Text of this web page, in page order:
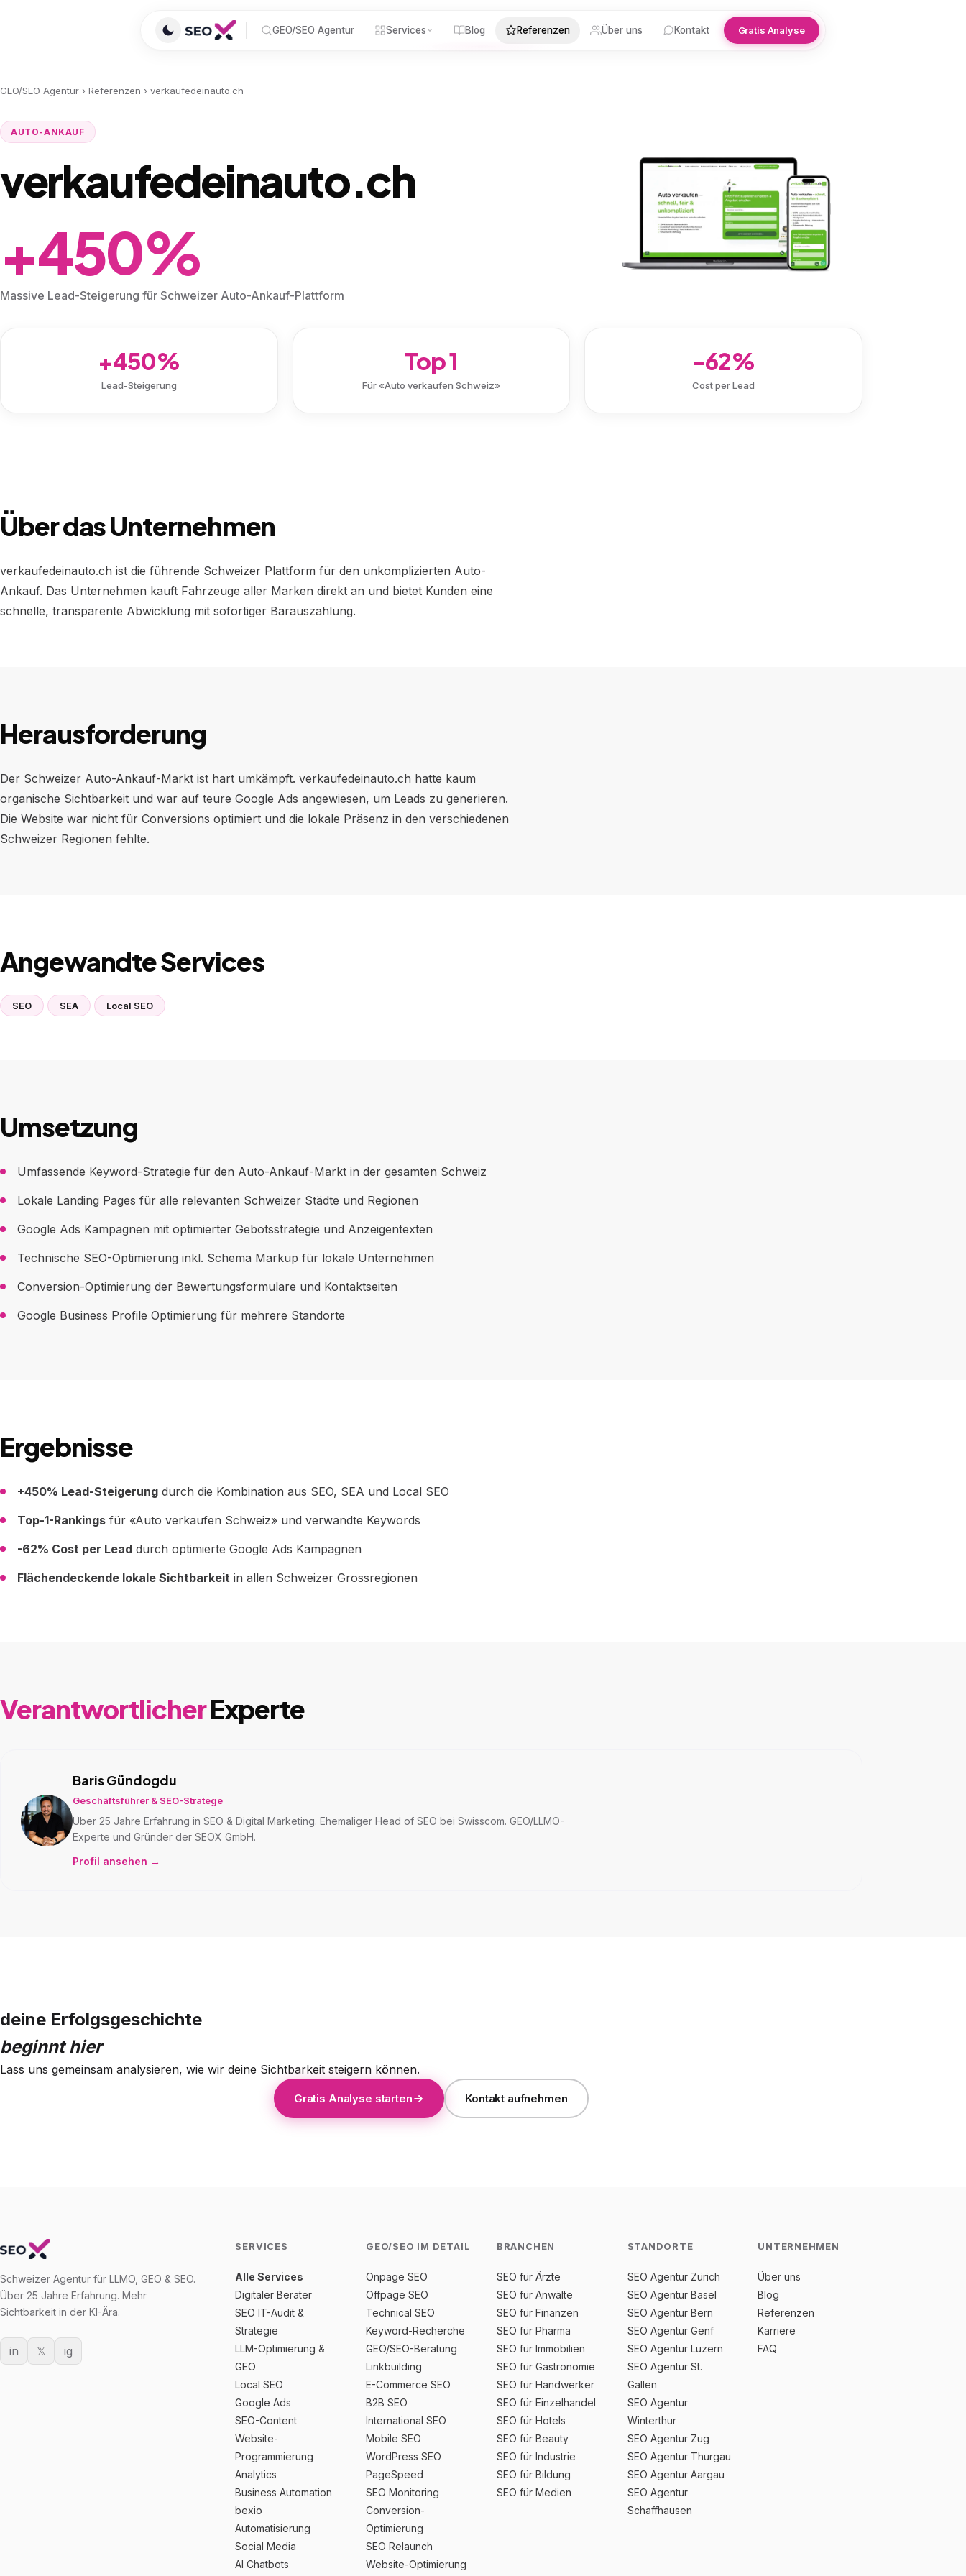
GEO/SEO Agentur Services Blog Referenzen Über uns Kontakt Gratis Analyse
GEO/SEO Agentur › Referenzen › verkaufedeinauto.ch
AUTO-ANKAUF
verkaufedeinauto.ch
+450%
Massive Lead-Steigerung für Schweizer Auto-Ankauf-Plattform
+450%
Lead-Steigerung
Top 1
Für «Auto verkaufen Schweiz»
-62%
Cost per Lead
Über das Unternehmen
verkaufedeinauto.ch ist die führende Schweizer Plattform für den unkomplizierten Auto-
Ankauf. Das Unternehmen kauft Fahrzeuge aller Marken direkt an und bietet Kunden eine
schnelle, transparente Abwicklung mit sofortiger Barauszahlung.
Herausforderung
Der Schweizer Auto-Ankauf-Markt ist hart umkämpft. verkaufedeinauto.ch hatte kaum
organische Sichtbarkeit und war auf teure Google Ads angewiesen, um Leads zu generieren.
Die Website war nicht für Conversions optimiert und die lokale Präsenz in den verschiedenen
Schweizer Regionen fehlte.
Angewandte Services
SEO SEA Local SEO
Umsetzung
Umfassende Keyword-Strategie für den Auto-Ankauf-Markt in der gesamten Schweiz
Lokale Landing Pages für alle relevanten Schweizer Städte und Regionen
Google Ads Kampagnen mit optimierter Gebotsstrategie und Anzeigentexten
Technische SEO-Optimierung inkl. Schema Markup für lokale Unternehmen
Conversion-Optimierung der Bewertungsformulare und Kontaktseiten
Google Business Profile Optimierung für mehrere Standorte
Ergebnisse
+450% Lead-Steigerung durch die Kombination aus SEO, SEA und Local SEO
Top-1-Rankings für «Auto verkaufen Schweiz» und verwandte Keywords
-62% Cost per Lead durch optimierte Google Ads Kampagnen
Flächendeckende lokale Sichtbarkeit in allen Schweizer Grossregionen
VerantwortlicherExperte
Baris Gündogdu
Geschäftsführer & SEO-Stratege
Über 25 Jahre Erfahrung in SEO & Digital Marketing. Ehemaliger Head of SEO bei Swisscom. GEO/LLMO-
Experte und Gründer der SEOX GmbH.
Profil ansehen →
deine Erfolgsgeschichte
beginnt hier
Lass uns gemeinsam analysieren, wie wir deine Sichtbarkeit steigern können.
Gratis Analyse starten Kontakt aufnehmen
Schweizer Agentur für LLMO, GEO & SEO.
Über 25 Jahre Erfahrung. Mehr
Sichtbarkeit in der KI-Ära.
in 𝕏 ig
SERVICES
Alle Services
Digitaler Berater
SEO IT-Audit &
Strategie
LLM-Optimierung &
GEO
Local SEO
Google Ads
SEO-Content
Website-
Programmierung
Analytics
Business Automation
bexio
Automatisierung
Social Media
AI Chatbots
GEO/SEO IM DETAIL
Onpage SEO
Offpage SEO
Technical SEO
Keyword-Recherche
GEO/SEO-Beratung
Linkbuilding
E-Commerce SEO
B2B SEO
International SEO
Mobile SEO
WordPress SEO
PageSpeed
SEO Monitoring
Conversion-
Optimierung
SEO Relaunch
Website-Optimierung
BRANCHEN
SEO für Ärzte
SEO für Anwälte
SEO für Finanzen
SEO für Pharma
SEO für Immobilien
SEO für Gastronomie
SEO für Handwerker
SEO für Einzelhandel
SEO für Hotels
SEO für Beauty
SEO für Industrie
SEO für Bildung
SEO für Medien
STANDORTE
SEO Agentur Zürich
SEO Agentur Basel
SEO Agentur Bern
SEO Agentur Genf
SEO Agentur Luzern
SEO Agentur St.
Gallen
SEO Agentur
Winterthur
SEO Agentur Zug
SEO Agentur Thurgau
SEO Agentur Aargau
SEO Agentur
Schaffhausen
UNTERNEHMEN
Über uns
Blog
Referenzen
Karriere
FAQ